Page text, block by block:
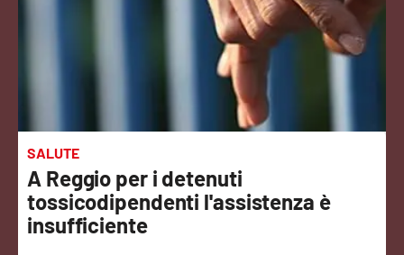
Podcast
Meteo
SALUTE
A Reggio per i detenuti
tossicodipendenti l'assistenza è
insufficiente